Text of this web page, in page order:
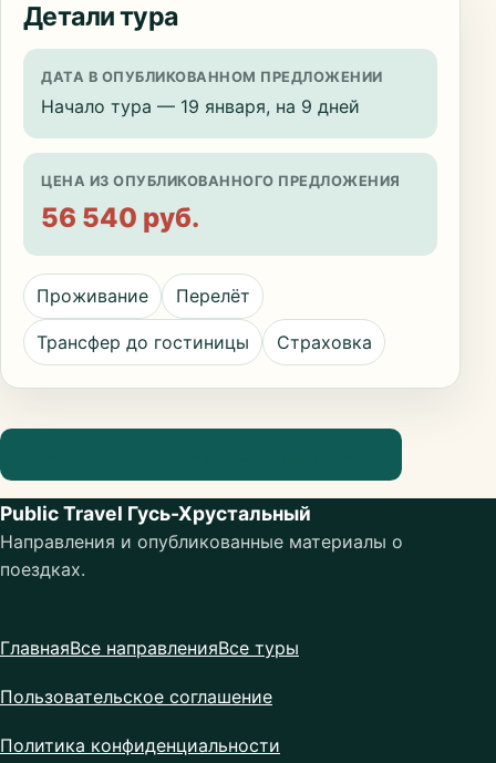
Детали тура
ДАТА В ОПУБЛИКОВАННОМ ПРЕДЛОЖЕНИИ
Начало тура — 19 января, на 9 дней
ЦЕНА ИЗ ОПУБЛИКОВАННОГО ПРЕДЛОЖЕНИЯ
56 540 руб.
Проживание Перелёт
Трансфер до гостиницы Страховка
Public Travel Гусь-Хрустальный
Направления и опубликованные материалы о
поездках.
ГлавнаяВсе направленияВсе туры
Пользовательское соглашение
Политика конфиденциальности